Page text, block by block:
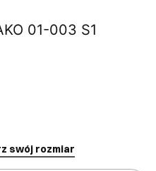
01-003 S1
swój rozmiar